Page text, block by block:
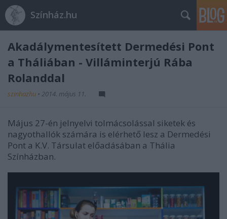
Színház.hu
Akadálymentesített Dermedési Pont
a Tháliában - Villáminterjú Rába
Rolanddal
szinhazhu • 2014. május 11.
Május 27-én jelnyelvi tolmácsolással siketek és
nagyothallók számára is elérhető lesz a Dermedési
Pont a K.V. Társulat előadásában a Thália
Színházban.